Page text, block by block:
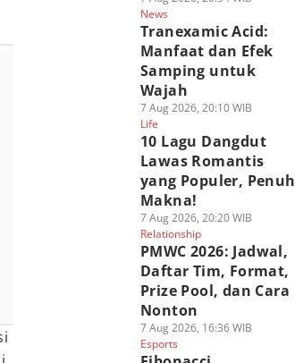
News
Tranexamic Acid:
Manfaat dan Efek
Samping untuk
Wajah
7 Aug 2026, 20:10 WIB
Life
10 Lagu Dangdut
Lawas Romantis
yang Populer, Penuh
Makna!
7 Aug 2026, 20:20 WIB
Relationship
PMWC 2026: Jadwal,
Daftar Tim, Format,
Prize Pool, dan Cara
Nonton
7 Aug 2026, 16:36 WIB
Esports